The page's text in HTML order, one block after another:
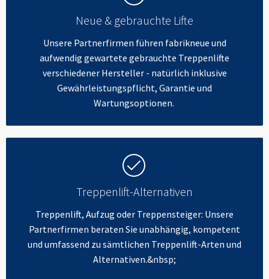
Neue & gebrauchte Lifte
Unsere Partnerfirmen führen fabrikneue und
aufwendig gewartete gebrauchte Treppenlifte
verschiedener Hersteller - natürlich inklusive
Gewährleistungspflicht, Garantie und
Wartungsoptionen.
Treppenlift-Alternativen
Treppenlift, Aufzug oder Treppensteiger: Unsere
Partnerfirmen beraten Sie unabhängig, kompetent
und umfassend zu sämtlichen Treppenlift-Arten und
Alternativen.&nbsp;